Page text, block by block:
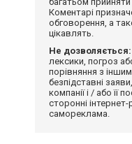
Коментарі
обговорення, а
цікавлять.
Не дозволяється:
лексики, погроз
порівняння з
безпідставні
компанії і / або її
сторонні
самореклама.